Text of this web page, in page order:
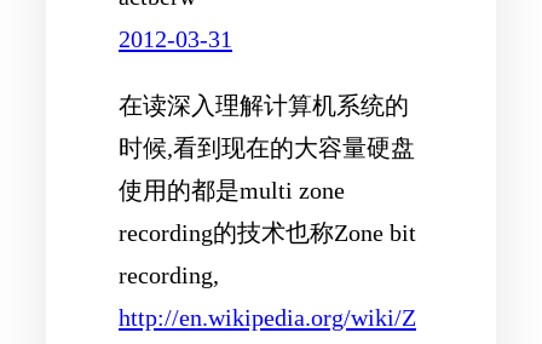
2012-03-31
在读深入理解计算机系统的
时候,看到现在的大容量硬盘
使用的都是multi zone
recording的技术也称Zone bit
recording,
http://en.wikipedia.org/wiki/Z